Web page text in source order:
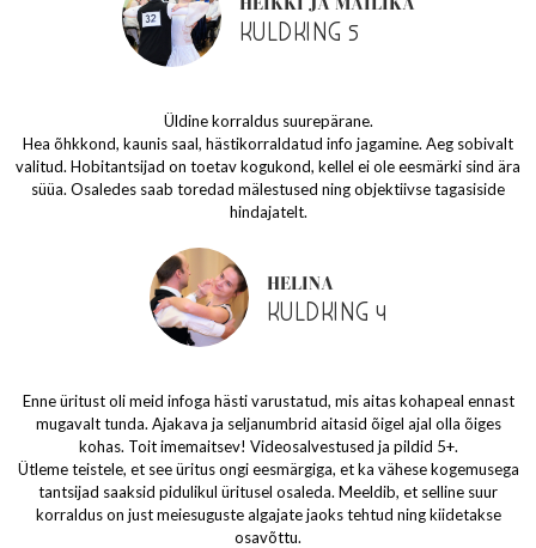
KULDKING 5
Üldine korraldus suurepärane.
Hea õhkkond, kaunis saal, hästikorraldatud info jagamine. Aeg sobivalt
valitud. Hobitantsijad on toetav kogukond, kellel ei ole eesmärki sind ära
süüa. Osaledes saab toredad mälestused ning objektiivse tagasiside
hindajatelt.
HELINA
KULDKING 4
Enne üritust oli meid infoga hästi varustatud, mis aitas kohapeal ennast
mugavalt tunda. Ajakava ja seljanumbrid aitasid õigel ajal olla õiges
kohas. Toit imemaitsev! Videosalvestused ja pildid 5+.
Ütleme teistele, et see üritus ongi eesmärgiga, et ka vähese kogemusega
tantsijad saaksid pidulikul üritusel osaleda. Meeldib, et selline suur
korraldus on just meiesuguste algajate jaoks tehtud ning kiidetakse
osavõttu.